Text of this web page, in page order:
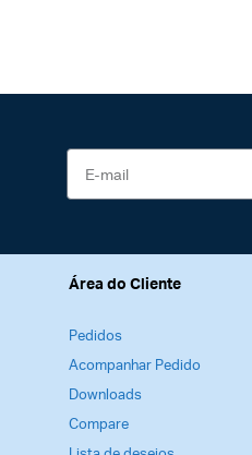
Área do Cliente
Pedidos
Acompanhar Pedido
Downloads
Compare